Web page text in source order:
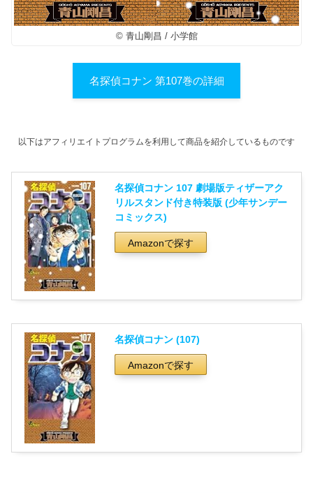
© 青山剛昌 / 小学館
名探偵コナン 第107巻の詳細
以下はアフィリエイトプログラムを利用して商品を紹介しているものです
名探偵コナン 107 劇場版ティザーアク
リルスタンド付き特装版 (少年サンデー
コミックス)
Amazonで探す
名探偵コナン (107)
Amazonで探す